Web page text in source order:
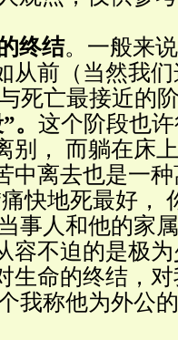
终结。一般来
从前（当然我
死亡最接近的
。 这个阶段也
别， 而躺在床
中离去也是一
快地死最好，
事人和他的家
容不迫的是极
生命的终结，
我称他为外公